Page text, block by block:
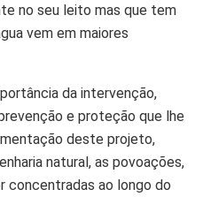
no seu leito mas que tem
vem em maiores
da intervenção,
e proteção que lhe
deste projeto,
natural, as povoações,
concentradas ao longo do